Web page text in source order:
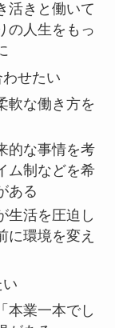
活きと働いて
の人生をもっ
せたい
軟な働き方を
的な事情を考
ム制などを希
ある
生活を圧迫し
に環境を変え
本業一本でし